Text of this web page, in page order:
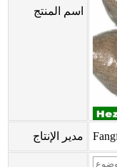
اسم المنتج
مدير الإنتاج